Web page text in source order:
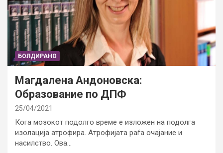
БОЛДИРАНО
Магдалена Андоновска:
Образование по ДПФ
25/04/2021
Кога мозокот подолго време е изложен на подолга
изолација атрофира. Атрофијата раѓа очајание и
насилство. Ова…